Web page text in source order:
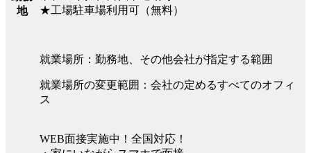
地
★工場駐車場利用可（無料）
就業場所：勤務地、その他会社が指定する範囲
就業場所の変更範囲：会社の定めるすべてのオフィ
ス
WEB面接実施中！全国対応！